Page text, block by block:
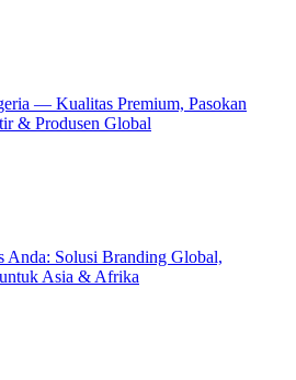
— Kualitas Premium, Pasokan
& Produsen Global
Anda: Solusi Branding Global,
untuk Asia & Afrika